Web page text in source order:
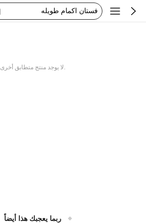
dazy
.لا يوجد منتج متطابق أخرى
ربما يعجبك هذا أيضاً